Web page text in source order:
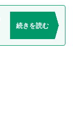
続きを読む